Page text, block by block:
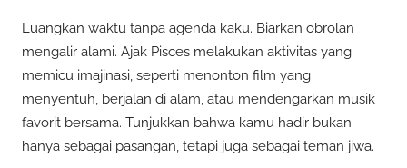
Luangkan waktu tanpa agenda kaku. Biarkan obrolan
mengalir alami. Ajak Pisces melakukan aktivitas yang
memicu imajinasi, seperti menonton film yang
menyentuh, berjalan di alam, atau mendengarkan musik
favorit bersama. Tunjukkan bahwa kamu hadir bukan
hanya sebagai pasangan, tetapi juga sebagai teman jiwa.